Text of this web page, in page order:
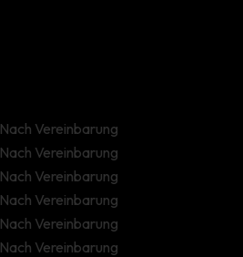
Nach Vereinbarung
Nach Vereinbarung
Nach Vereinbarung
Nach Vereinbarung
Nach Vereinbarung
Nach Vereinbarung